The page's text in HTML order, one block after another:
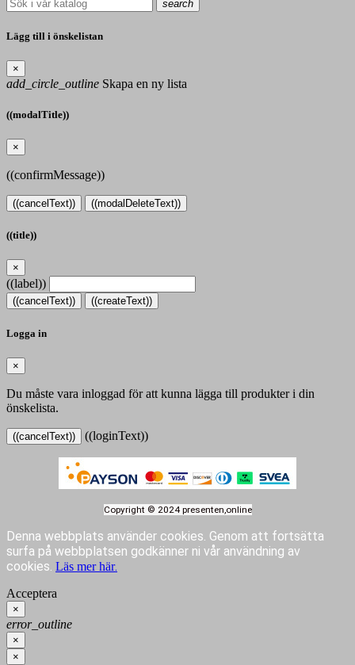
search
Lägg till i önskelistan
×
add_circle_outline Skapa en ny lista
((modalTitle))
×
((confirmMessage))
((cancelText)) ((modalDeleteText))
((title))
×
((label))
((cancelText)) ((createText))
Logga in
×
Du måste vara inloggad för att kunna lägga till produkter i din
önskelista.
((cancelText)) ((loginText))
Copyright © 2024 presenten,online
Denna webbplats använder cookies. Genom att fortsätta
surfa på webbplatsen godkänner ni vår användning av
cookies. Läs mer här.
Acceptera
×
error_outline
×
×